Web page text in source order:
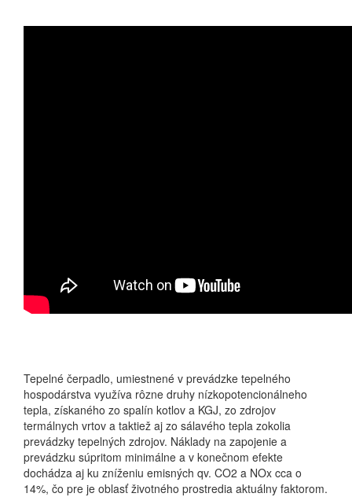
Tepelné čerpadlo, umiestnené v prevádzke tepelného
hospodárstva využíva rôzne druhy nízkopotencionálneho
tepla, získaného zo spalín kotlov a KGJ, zo zdrojov
termálnych vrtov a taktiež aj zo sálavého tepla zokolia
prevádzky tepelných zdrojov. Náklady na zapojenie a
prevádzku súpritom minimálne a v konečnom efekte
dochádza aj ku zníženiu emisných qv. CO2 a NOx cca o
14%, čo pre je oblasť životného prostredia aktuálny faktorom.